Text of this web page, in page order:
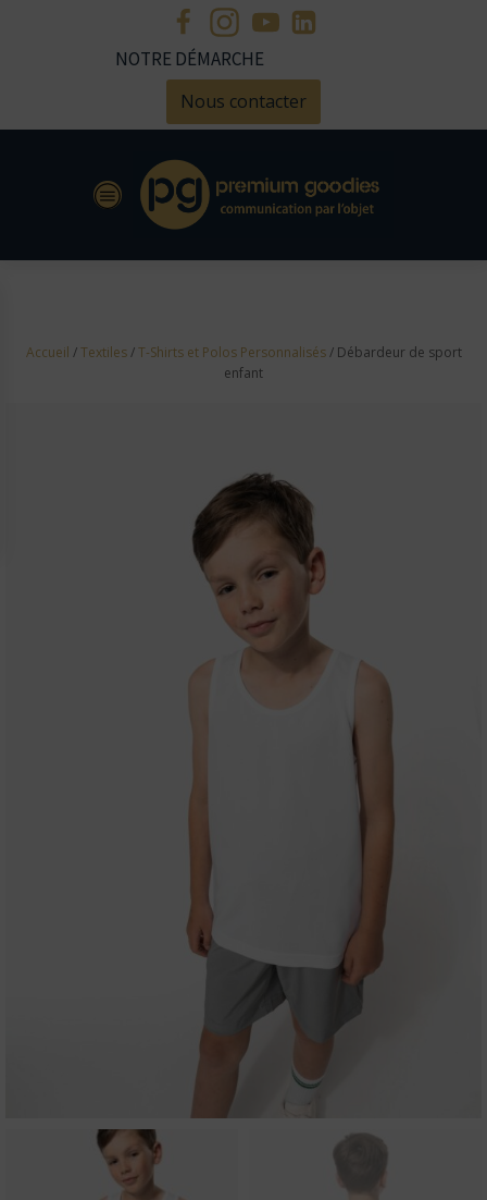
NOTRE DÉMARCHE
Nous contacter
Accueil /Textiles/T-Shirts et Polos Personnalisés/ Débardeur de sport
enfant